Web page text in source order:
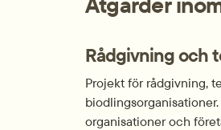
Rådgivning och
Projekt för rådgivning,
organisationer och